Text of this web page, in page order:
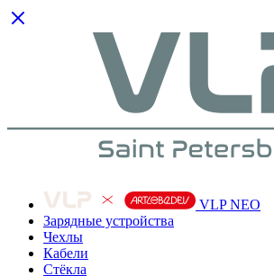
VLP NEO
Зарядные устройства
Чехлы
Кабели
Cтёкла